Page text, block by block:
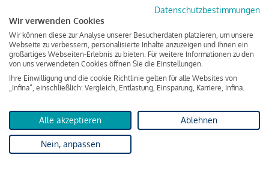
Zu zahlender Gesamtbetrag
Kreditvermittler
INFINA Credit
Broker GmbH
von 237.000 Euro ausgezahlt, um die Wohnung zu kaufen.
Darüber hinaus fallen aber noch einige Gebühren an (z. B. die
Grundbucheintragungsgebühr), sodass die Bank den
Datenschutzbestimmungen
Wir verwenden Cookies
Wir können diese zur Analyse unserer Besucherdaten platzieren, um unsere
Webseite zu verbessern, personalisierte Inhalte anzuzeigen und Ihnen ein
großartiges Webseiten-Erlebnis zu bieten. Für weitere Informationen zu den
von uns verwendeten Cookies öffnen Sie die Einstellungen.
Ihre Einwilligung und die cookie Richtlinie gelten für alle Websites von
„Infina“, einschließlich: Vergleich, Entlastung, Einsparung, Karriere, Infina.
Alle akzeptieren Ablehnen
Nein, anpassen